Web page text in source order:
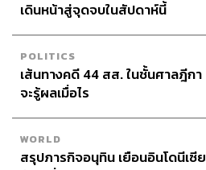
เดินหน้าสู่จุดจบในสัปดาห์นี้
POLITICS
เส้นทางคดี 44 สส. ในชั้นศาลฎีกา
จะรู้ผลเมื่อไร
WORLD
สรุปภารกิจอนุทิน เยือนอินโดนีเซีย